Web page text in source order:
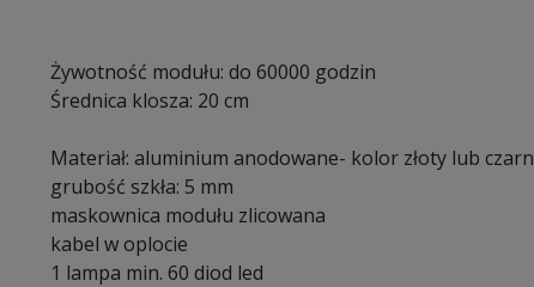
Żywotność modułu: do 60000 godzin
Średnica klosza: 20 cm
Materiał: aluminium anodowane- kolor złoty lub
grubość szkła: 5 mm
maskownica modułu zlicowana
kabel w oplocie
1 lampa min. 60 diod led